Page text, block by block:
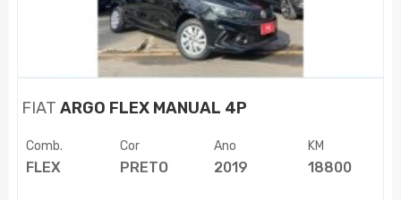
FIAT ARGO FLEX MANUAL 4P
Comb.
FLEX
Cor
PRETO
Ano
2019
KM
18800